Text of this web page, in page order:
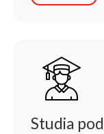
Studia